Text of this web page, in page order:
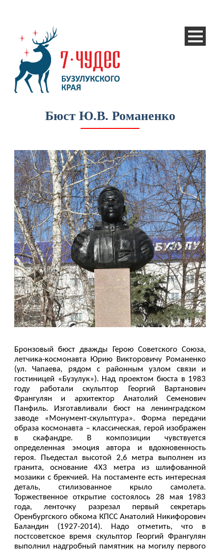
Бюст Ю.В. Романенко
Бронзовый бюст дважды Герою Советского Союза,
летчика-космонавта Юрию Викторовичу Романенко
(ул. Чапаева, рядом с районным узлом связи и
гостиницей «Бузулук»). Над проектом бюста в 1983
году работали скульптор Георгий Вартанович
Франгулян и архитектор Анатолий Семенович
Панфиль. Изготавливали бюст на ленинградском
заводе «Монумент-скульптура». Форма передачи
образа космонавта – классическая, герой изображен
в скафандре. В композиции чувствуется
определенная эмоция автора и вдохновенность
героя. Пьедестал высотой 2,6 метра выполнен из
гранита, основание 4Х3 метра из шлифованной
мозаики с брекчией. На постаменте есть интересная
деталь, стилизованное крыло самолета.
Торжественное открытие состоялось 28 мая 1983
года, ленточку разрезал первый секретарь
Оренбургского обкома КПСС Анатолий Никифорович
Баландин (1927-2014). Надо отметить, что в
постсоветское время скульптор Георгий Франгулян
выполнил надгробный памятник на могилу первого